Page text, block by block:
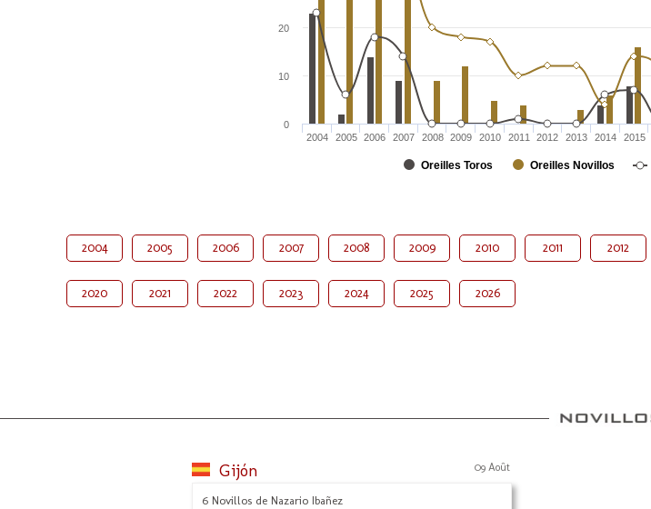
Oreilles Toros Oreilles Novillos
2004 2005 2006 2007 2008 2009 2010 2011 2012 2013 2014 2015
0
10
20
2004 2005 2006 2007 2008 2009 2010 2011 2012
2020 2021 2022 2023 2024 2025 2026
Gijón 09 Août
6 Novillos de Nazario Ibañez